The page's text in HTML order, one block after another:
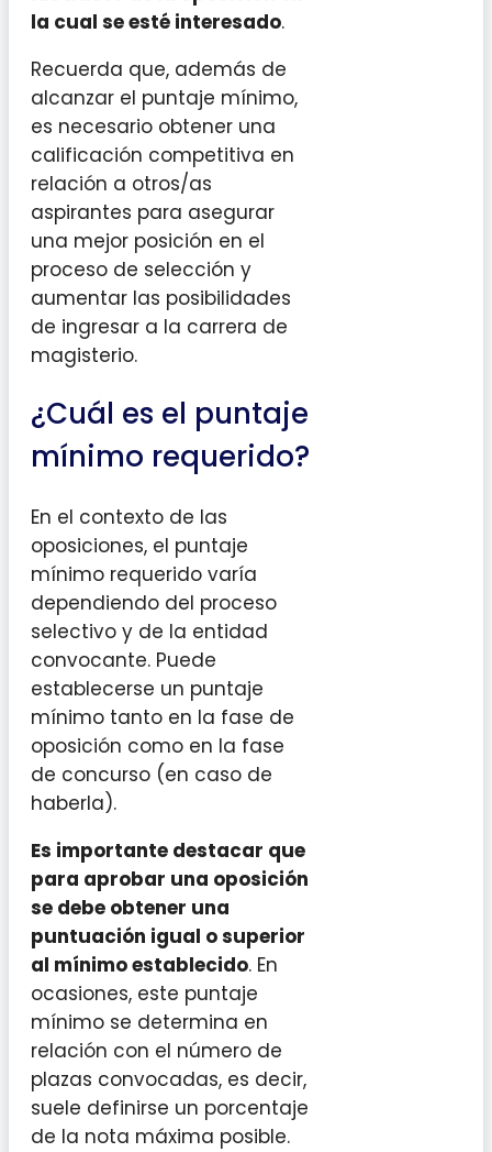
la cual se esté interesado.
Recuerda que, además de
alcanzar el puntaje mínimo,
es necesario obtener una
calificación competitiva en
relación a otros/as
aspirantes para asegurar
una mejor posición en el
proceso de selección y
aumentar las posibilidades
de ingresar a la carrera de
magisterio.
¿Cuál es el puntaje
mínimo requerido?
En el contexto de las
oposiciones, el puntaje
mínimo requerido varía
dependiendo del proceso
selectivo y de la entidad
convocante. Puede
establecerse un puntaje
mínimo tanto en la fase de
oposición como en la fase
de concurso (en caso de
haberla).
Es importante destacar que
para aprobar una oposición
se debe obtener una
puntuación igual o superior
al mínimo establecido. En
ocasiones, este puntaje
mínimo se determina en
relación con el número de
plazas convocadas, es decir,
suele definirse un porcentaje
de la nota máxima posible.